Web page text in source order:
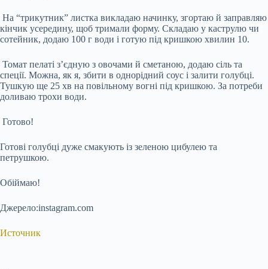
На “трикутник” листка викладаю начинку, згортаю й заправляю
кінчик усередину, щоб тримали форму. Складаю у каструлю чи
сотейник, додаю 100 г води і готую під кришкою хвилин 10.
Томат пелаті з’єдную з овочами й сметаною, додаю сіль та
спеції. Можна, як я, збити в однорідний соус і залити голубці.
Тушкую ще 25 хв на повільному вогні під кришкою. За потреби
доливаю трохи води.
Готово!
Готові голубці дуже смакують із зеленою цибулею та
петрушкою.
Обіймаю!
Джерело:instagram.com
Источник